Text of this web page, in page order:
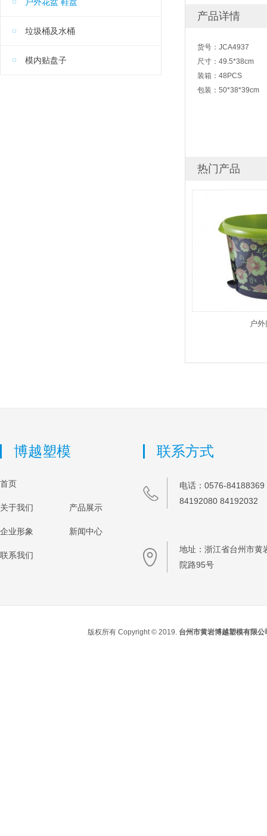
垃圾桶及水桶
模内贴盘子
产品详情
货号：JCA4937
尺寸：49.5*38cm
装箱：48PCS
包装：50*38*39cm
热门产品
户
博越塑模
首页
关于我们 产品展示
企业形象 新闻中心
联系我们
联系方式
电话：0576-
84192080 84192032
地址：浙江省台州市黄
院路95号
版权所有 Copyright © 2019. 台州市黄岩博越塑模有限公